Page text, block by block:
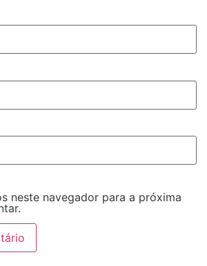
neste navegador para a próxima